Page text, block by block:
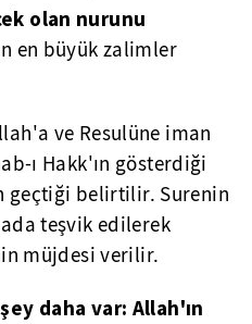
olan nurunu
en büyük zalimler
ve Resulüne iman
ı Hakk'ın gösterdiği
geçtiği belirtilir. Surenin
teşvik edilerek
müjdesi verilir.
daha var: Allah'ın